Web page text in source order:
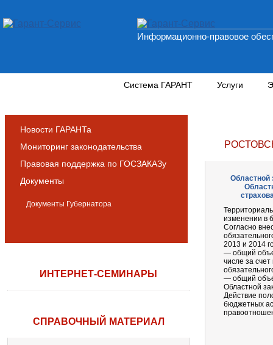
Информационно-правовое
Система ГАРАНТ Услуги
Новости ГАРАНТа
Мониторинг законодательства
Правовая поддержка по ГОСЗАКАЗу
Документы
Документы Губернатора
ИНТЕРНЕТ-СЕМИНАРЫ
СПРАВОЧНЫЙ МАТЕРИАЛ
Областной
изменении в
Согласно
2013 и 2014
— общий
числе за
— общий
Областной
Действие
бюджетных